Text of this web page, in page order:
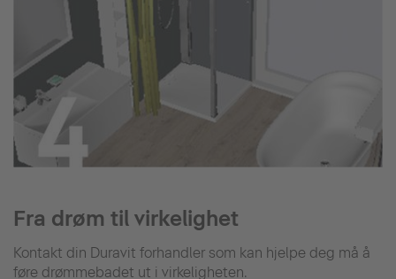
Fra drøm til virkelighet
Kontakt din Duravit forhandler som kan hjelpe deg må å
føre drømmebadet ut i virkeligheten.